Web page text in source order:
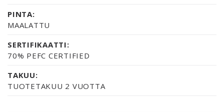
PINTA:
MAALATTU
SERTIFIKAATTI:
70% PEFC CERTIFIED
TAKUU:
TUOTETAKUU 2 VUOTTA